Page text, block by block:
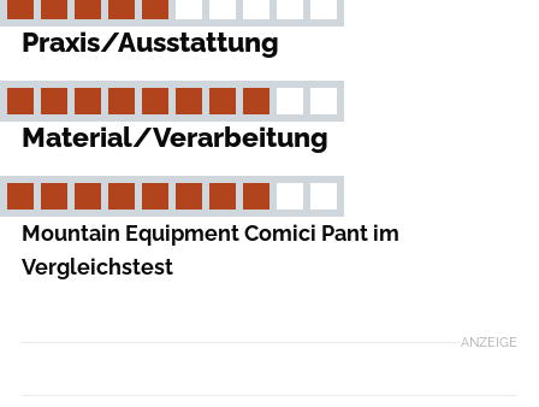
Praxis/Ausstattung
Material/Verarbeitung
Mountain Equipment Comici Pant im
Vergleichstest
ANZEIGE